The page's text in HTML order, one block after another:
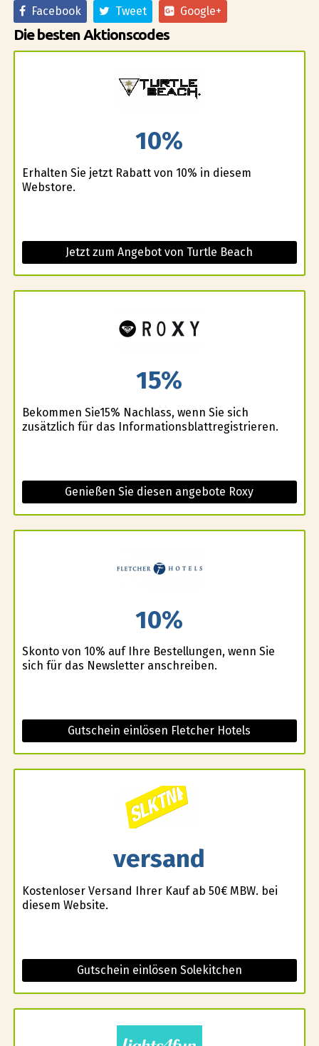
Facebook Tweet Google+
Die besten Aktionscodes
10%
Erhalten Sie jetzt Rabatt von 10% in diesem
Webstore.
Jetzt zum Angebot von Turtle Beach
15%
Bekommen Sie15% Nachlass, wenn Sie sich
zusätzlich für das Informationsblattregistrieren.
Genießen Sie diesen angebote Roxy
10%
Skonto von 10% auf Ihre Bestellungen, wenn Sie
sich für das Newsletter anschreiben.
Gutschein einlösen Fletcher Hotels
versand
Kostenloser Versand Ihrer Kauf ab 50€ MBW. bei
diesem Website.
Gutschein einlösen Solekitchen